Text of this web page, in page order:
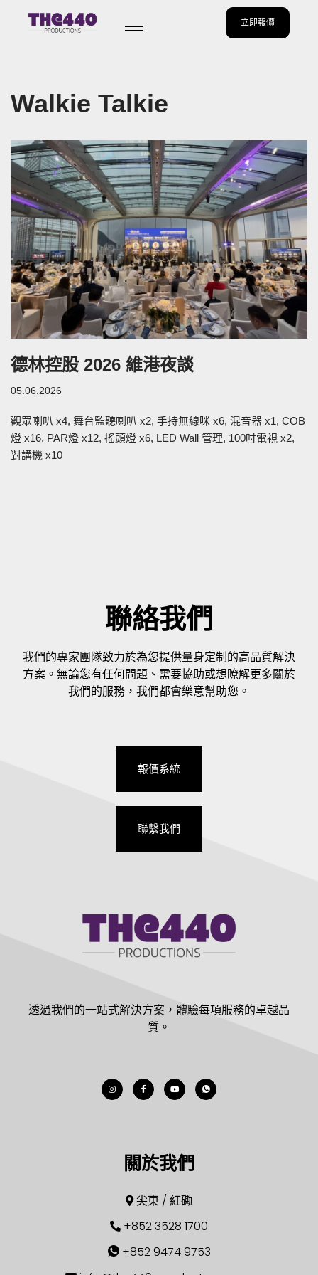
立即報價
Walkie Talkie
德林控股 2026 維港夜談
05.06.2026
觀眾喇叭 x4, 舞台監聽喇叭 x2, 手持無線咪 x6, 混音器 x1, COB
燈 x16, PAR燈 x12, 搖頭燈 x6, LED Wall 管理, 100吋電視 x2,
對講機 x10
聯絡我們
我們的專家團隊致力於為您提供量身定制的高品質解決
方案。無論您有任何問題、需要協助或想瞭解更多關於
我們的服務，我們都會樂意幫助您。
報價系統
聯繫我們
透過我們的一站式解決方案，體驗每項服務的卓越品
質。
關於我們
尖東 / 紅磡
+852 3528 1700
+852 9474 9753